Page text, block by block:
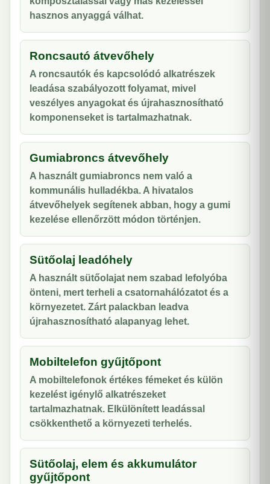
hasznos anyaggá válhat.
Roncsautó átvevőhely
A roncsautók és kapcsolódó alkatrészek
leadása szabályozott folyamat, mivel
veszélyes anyagokat és újrahasznosítható
komponenseket is tartalmazhatnak.
Gumiabroncs átvevőhely
A használt gumiabroncs nem való a
kommunális hulladékba. A hivatalos
átvevőhelyek segítenek abban, hogy a gumi
kezelése ellenőrzött módon történjen.
Sütőolaj leadóhely
A használt sütőolajat nem szabad lefolyóba
önteni, mert terheli a csatornahálózatot és a
környezetet. Zárt palackban leadva
újrahasznosítható alapanyag lehet.
Mobiltelefon gyűjtőpont
A mobiltelefonok értékes fémeket és külön
kezelést igénylő alkatrészeket
tartalmazhatnak. Elkülönített leadással
csökkenthető a környezeti terhelés.
Sütőolaj, elem és akkumulátor
gyűjtőpont